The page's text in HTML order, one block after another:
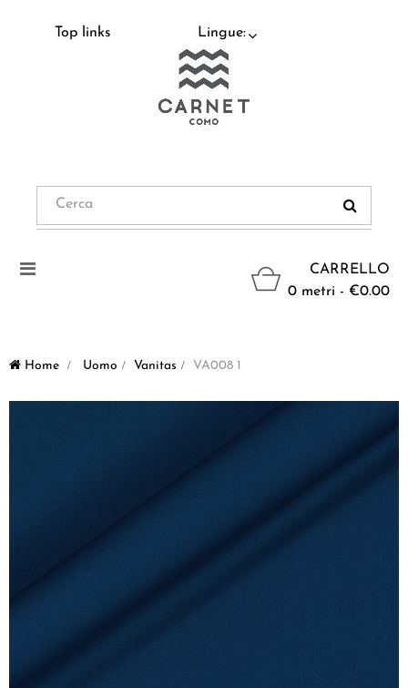
Top links Lingue:
CARRELLO
0 metri - €0.00
Navigazione
Home > Uomo > Vanitas > VA008 1